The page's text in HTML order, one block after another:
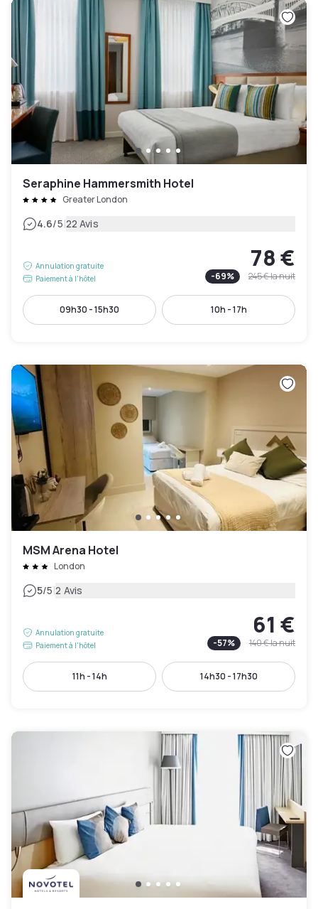
Seraphine Hammersmith Hotel
Greater London
4.6/5|22 Avis
Annulation gratuite
Paiement à l'hôtel
78 €
-69% 245 €la nuit
09h30 - 15h30 10h - 17h
MSM Arena Hotel
London
5/5|2 Avis
Annulation gratuite
Paiement à l'hôtel
61 €
-57% 140 €la nuit
11h - 14h 14h30 - 17h30